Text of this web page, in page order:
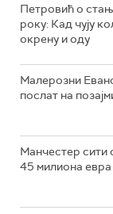
Петровић о
року: Кад чују
окрену и оду
Малерозни
послат на
Манчестер сити
45 милиона евра